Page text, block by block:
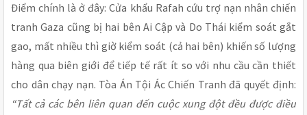
Điểm chính là ở đây: Cửa khẩu Rafah cứu trợ nạn nhân chiến
tranh Gaza cũng bị hai bên Ai Cập và Do Thái kiểm soát gắt
gao, mất nhiều thì giờ kiểm soát (cả hai bên) khiến số lượng
hàng qua biên giới để tiếp tế rất ít so với nhu cầu cần thiết
cho dân chạy nạn. Tòa Án Tội Ác Chiến Tranh đã quyết định:
“Tất cả các bên liên quan đến cuộc xung đột đều được điều